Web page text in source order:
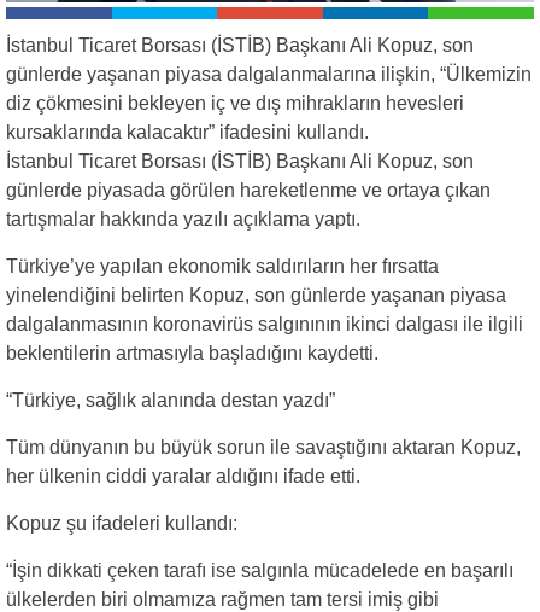
İstanbul Ticaret Borsası (İSTİB) Başkanı Ali Kopuz, son
günlerde yaşanan piyasa dalgalanmalarına ilişkin, “Ülkemizin
diz çökmesini bekleyen iç ve dış mihrakların hevesleri
kursaklarında kalacaktır” ifadesini kullandı.
İstanbul Ticaret Borsası (İSTİB) Başkanı Ali Kopuz, son
günlerde piyasada görülen hareketlenme ve ortaya çıkan
tartışmalar hakkında yazılı açıklama yaptı.
Türkiye’ye yapılan ekonomik saldırıların her fırsatta
yinelendiğini belirten Kopuz, son günlerde yaşanan piyasa
dalgalanmasının koronavirüs salgınının ikinci dalgası ile ilgili
beklentilerin artmasıyla başladığını kaydetti.
“Türkiye, sağlık alanında destan yazdı”
Tüm dünyanın bu büyük sorun ile savaştığını aktaran Kopuz,
her ülkenin ciddi yaralar aldığını ifade etti.
Kopuz şu ifadeleri kullandı:
“İşin dikkati çeken tarafı ise salgınla mücadelede en başarılı
ülkelerden biri olmamıza rağmen tam tersi imiş gibi